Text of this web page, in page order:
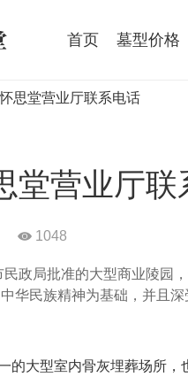
首页 墓型价格
思堂营业厅联系电话
堂营业厅联
1048
政局批准的大型商业陵园
华民族精神为基础，并且
的大型室内骨灰埋葬场所